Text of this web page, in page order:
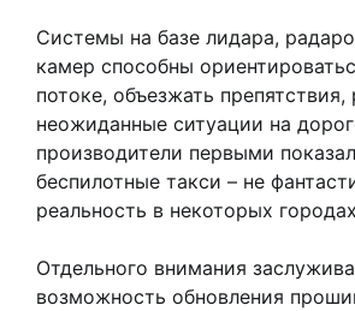
Системы на базе лидара,
камер способны
потоке, объезжать препятствия,
неожиданные ситуации на
производители первыми
беспилотные такси – не
реальность в некоторых
Отдельного внимания
возможность обновления